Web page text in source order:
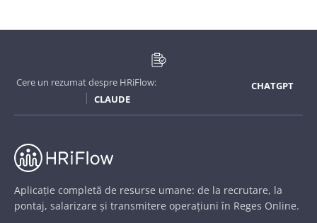
Cere un rezumat despre HRiFlow:
CHATGPT
CLAUDE
Aplicație completă de resurse umane: de la recrutare, la
pontaj, salarizare și transmitere operațiuni în Reges Online.